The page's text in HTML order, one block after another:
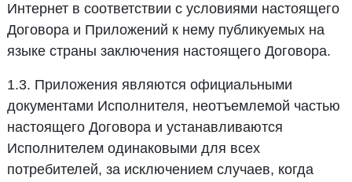
Интернет в соответствии с условиями настоящего
Договора и Приложений к нему публикуемых на
языке страны заключения настоящего Договора.
1.3. Приложения являются официальными
документами Исполнителя, неотъемлемой частью
настоящего Договора и устанавливаются
Исполнителем одинаковыми для всех
потребителей, за исключением случаев, когда